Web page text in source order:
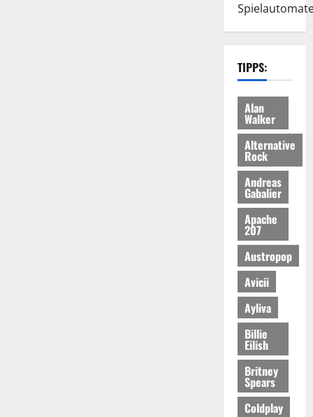
TIPPS:
Alan
Walker
Alternative
Rock
Andreas
Gabalier
Apache
207
Austropop
Avicii
Ayliva
Billie
Eilish
Britney
Spears
Coldplay